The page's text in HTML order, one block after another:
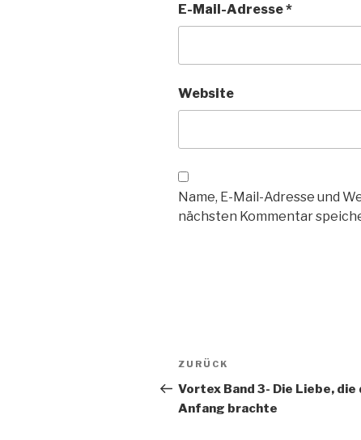
E-Mail-Adresse*
Website
Name, E-Mail-Adresse und
nächsten Kommentar
Beitragsnavigation
Vorheriger
Beitrag
ZURÜCK
Vortex Band 3- Die Liebe, die
Anfang brachte